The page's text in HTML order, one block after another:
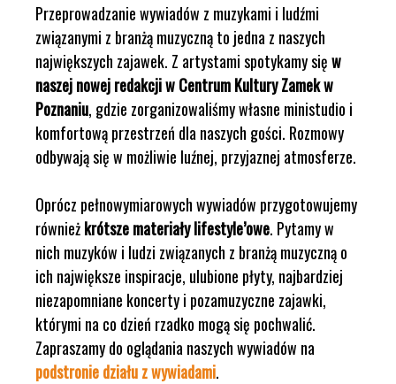
Przeprowadzanie wywiadów z muzykami i ludźmi
związanymi z branżą muzyczną to jedna z naszych
największych zajawek. Z artystami spotykamy sięw
naszej nowej redakcji w Centrum Kultury Zamek w
Poznaniu, gdzie zorganizowaliśmy własne ministudio i
komfortową przestrzeń dla naszych gości. Rozmowy
odbywają się w możliwie luźnej, przyjaznej atmosferze.
Oprócz pełnowymiarowych wywiadów przygotowujemy
równieżkrótsze materiały lifestyle’owe. Pytamy w
nich muzyków i ludzi związanych z branżą muzyczną o
ich największe inspiracje, ulubione płyty, najbardziej
niezapomniane koncerty i pozamuzyczne zajawki,
którymi na co dzień rzadko mogą się pochwalić.
Zapraszamy do oglądania naszych wywiadów na
podstronie działu z wywiadami.